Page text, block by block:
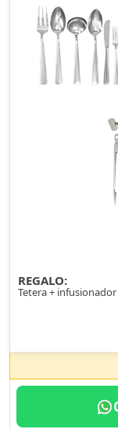
REGALO:
Tetera + infusionador